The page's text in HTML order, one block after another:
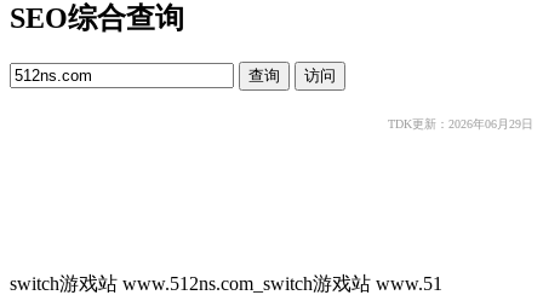
SEO综合查询
TDK更新：2026年06月29日
switch游戏站 www.512ns.com_switch游戏站 www.51